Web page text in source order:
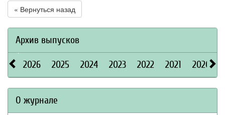
« Вернуться назад
Архив выпусков
2026 2025 2024 2023 2022 2021 2020
О журнале